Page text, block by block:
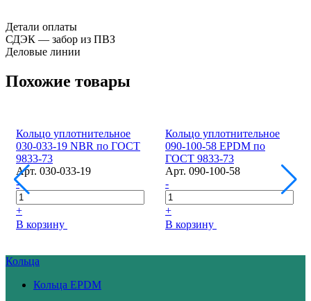
Детали оплаты
СДЭК — забор из ПВЗ
Деловые линии
Похожие товары
Кольцо уплотнительное
030-033-19 NBR по ГОСТ
9833-73
Арт. 030-033-19
-
+
В корзину
Кольцо уплотнительное
090-100-58 EPDM по
ГОСТ 9833-73
Арт. 090-100-58
-
+
В корзину
Кольца
Кольца EPDM